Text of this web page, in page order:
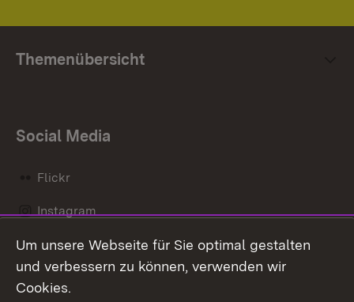
Themenübersicht
Social Media
Flickr
Instagram
Social Wall
Um unsere Webseite für Sie optimal gestalten
und verbessern zu können, verwenden wir
Cookies.